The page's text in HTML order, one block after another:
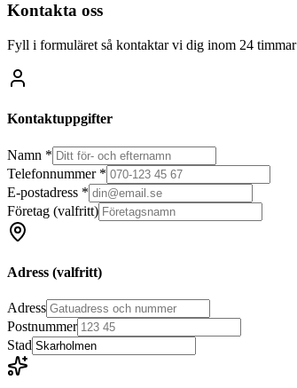
Kontakta oss
Fyll i formuläret så kontaktar vi dig inom 24 timmar
Kontaktuppgifter
Namn *
Telefonnummer *
E-postadress *
Företag (valfritt)
Adress (valfritt)
Adress
Postnummer
Stad